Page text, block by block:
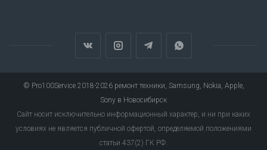
© Pro100Service 2018-2026 ремонт техники, Samsung, Nokia, Apple,
Sony в Новосибирск
Сайт носит исключительно информационный характер, и ни при каких
условиях не является публичной офертой, определяемой положениями
статьи 437(2) ГК РФ.